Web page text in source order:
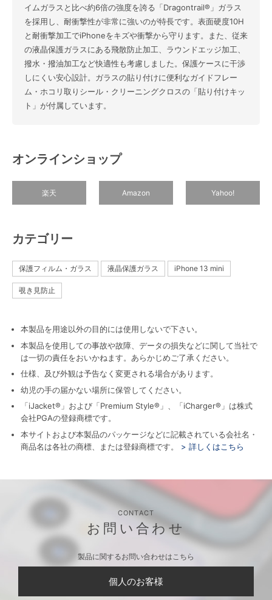
イムガラスと比べ約6倍の強度を誇る「Dragontrail®」ガラス
を採用し、耐衝撃性が非常に強いのが特長です。表面硬度10H
と耐衝撃加工でiPhoneをキズや衝撃から守ります。また、従来
の液晶保護ガラスにある飛散防止加工、ラウンドエッジ加工、
撥水・撥油加工など快適性も考慮しました。保護ケースに干渉
しにくい安心設計。ガラスの貼り付けに便利なガイドフレー
ム・ホコリ取りシール・クリーニングクロスの「貼り付けキッ
ト」が付属しています。
オンラインショップ
楽天 Amazon Yahoo!
カテゴリー
保護フィルム・ガラス 液晶保護ガラス iPhone 13 mini
覗き見防止
本製品を用途以外の目的には使用しないで下さい。
本製品を使用しての事故や故障、データの損失などに関して当社で
は一切の責任をおいかねます。あらかじめご了承ください。
仕様、及び外観は予告なく変更される場合があります。
幼児の手の届かない場所に保管してください。
「iJacket®」および「Premium Style®」、「iCharger®」は株式
会社PGAの登録商標です。
本サイトおよび本製品のパッケージなどに記載されている会社名・
商品名は各社の商標、または登録商標です。
> 詳しくはこちら
CONTACT
お問い合わせ
製品に関するお問い合わせはこちら
個人のお客様